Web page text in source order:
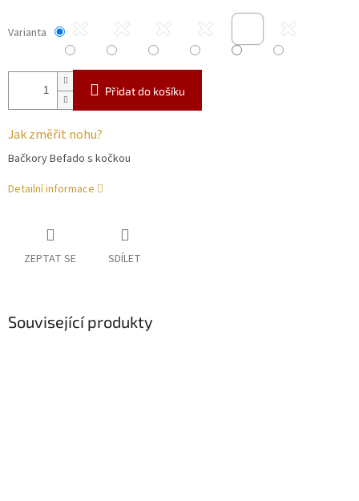
Varianta
Přidat do košíku
Jak změřit nohu?
Bačkory Befado s kočkou
Detailní informace
ZEPTAT SE SDÍLET
Související produkty